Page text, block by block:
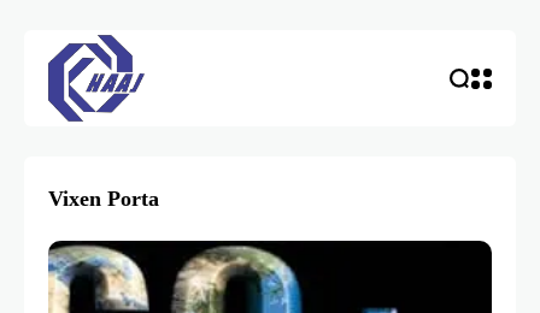
Vixen Porta